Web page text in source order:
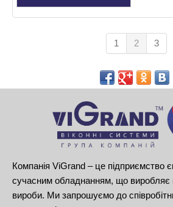
1 2 3
Компанія ViGrand – це підприємство
сучасним обладнанням, що виробляє
вироби. Ми запрошуємо до